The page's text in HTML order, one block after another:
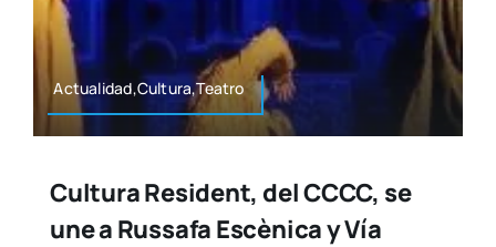
Actualidad,Cultura,Teatro
Cultura Resident, del CCCC, se
une a Russafa Escènica y Vía